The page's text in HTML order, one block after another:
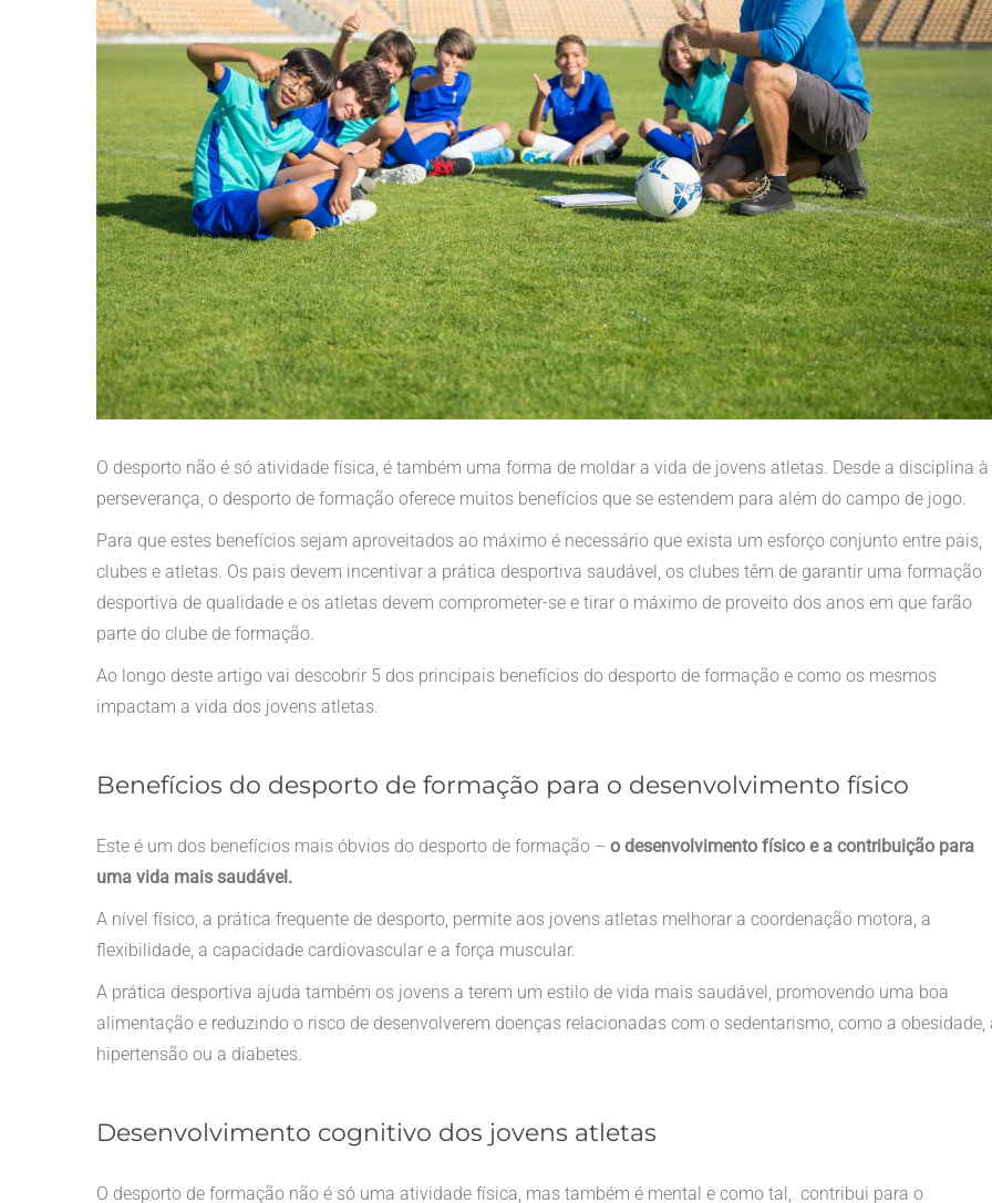
O desporto não é só atividade física, é também uma forma de moldar a vida de jovens atletas. Desde a disciplina à
perseverança, o desporto de formação oferece muitos benefícios que se estendem para além do campo de jogo.
Para que estes benefícios sejam aproveitados ao máximo é necessário que exista um esforço conjunto entre pais,
clubes e atletas. Os pais devem incentivar a prática desportiva saudável, os clubes têm de garantir uma formação
desportiva de qualidade e os atletas devem comprometer-se e tirar o máximo de proveito dos anos em que farão
parte do clube de formação.
Ao longo deste artigo vai descobrir 5 dos principais benefícios do desporto de formação e como os mesmos
impactam a vida dos jovens atletas.
Benefícios do desporto de formação para o desenvolvimento físico
Este é um dos benefícios mais óbvios do desporto de formação – o desenvolvimento físico e a contribuição para
uma vida mais saudável.
A nível físico, a prática frequente de desporto, permite aos jovens atletas melhorar a coordenação motora, a
flexibilidade, a capacidade cardiovascular e a força muscular.
A prática desportiva ajuda também os jovens a terem um estilo de vida mais saudável, promovendo uma boa
alimentação e reduzindo o risco de desenvolverem doenças relacionadas com o sedentarismo, como a obesidade,
hipertensão ou a diabetes.
Desenvolvimento cognitivo dos jovens atletas
O desporto de formação não é só uma atividade física, mas também é mental e como tal, contribui para o